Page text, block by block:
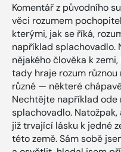
Komentář z původního
věci rozumem
kterými, jak se říká,
například splachovadlo.
nějakého člověka k
tady hraje rozum
různé — některé
Nechtějte například ode
splachovadlo.
již trvající lásku k jedné
této země. Sám sobě